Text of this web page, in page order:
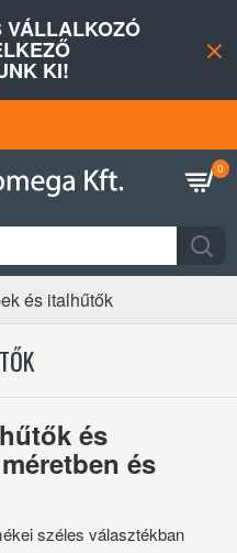
VÁLLALKOZÓ
KI!
0
és italhűtők
és
és
széles választékban